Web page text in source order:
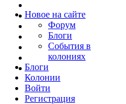
Новое на сайте
Форум
Блоги
События в
колониях
Блоги
Колонии
Войти
Peгиcтpaция